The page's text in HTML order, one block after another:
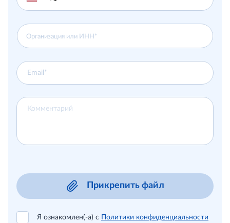
Прикрепить файл
Я ознакомлен(-а) с Политики конфиденциальности